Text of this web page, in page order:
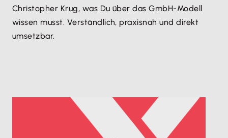
Christopher Krug, was Du über das GmbH-Modell
wissen musst. Verständlich, praxisnah und direkt
umsetzbar.